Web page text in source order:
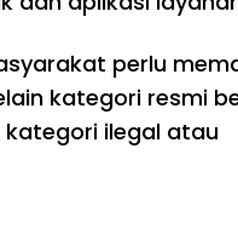
perlu
kategori resmi
ilegal atau